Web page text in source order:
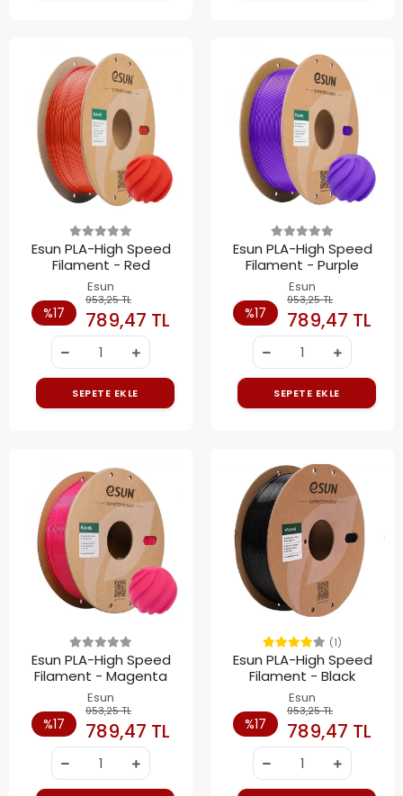
Esun PLA-High Speed
Filament - Red
Esun
%17
953,25 TL
789,47 TL
SEPETE EKLE
Esun PLA-High Speed
Filament - Purple
Esun
%17
953,25 TL
789,47 TL
SEPETE EKLE
Esun PLA-High Speed
Filament - Magenta
Esun
%17
953,25 TL
789,47 TL
(1)
Esun PLA-High Speed
Filament - Black
Esun
%17
953,25 TL
789,47 TL